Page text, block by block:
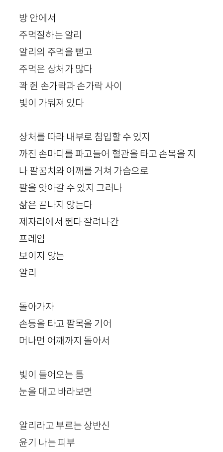
방 안에서
주먹질하는 알리
알리의 주먹을 뻗고
주먹은 상처가 많다
꽉 쥔 손가락과 손가락 사이
빛이 가둬져 있다
상처를 따라 내부로 침입할 수 있지
까진 손마디를 파고들어 혈관을 타고 손목을 지
나 팔꿈치와 어깨를 거쳐 가슴으로
팔을 앗아갈 수 있지 그러나
삶은 끝나지 않는다
제자리에서 뛴다 잘려나간
프레임
보이지 않는
알리
돌아가자
손등을 타고 팔목을 기어
머나먼 어깨까지 돌아서
빛이 들어오는 틈
눈을 대고 바라보면
알리라고 부르는 상반신
윤기 나는 피부